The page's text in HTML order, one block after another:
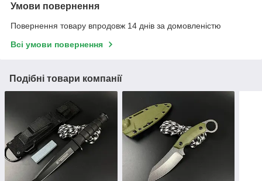
Умови повернення
Повернення товару впродовж 14 днів за домовленістю
Всі умови повернення
Подібні товари компанії